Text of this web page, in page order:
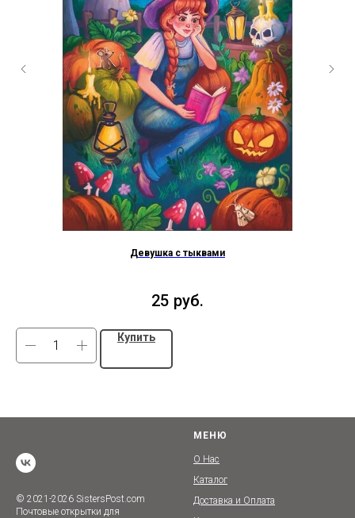
Девушка с тыквами
25 руб.
Купить
© 2021-2026 SistersPost.com
Почтовые открытки для
МЕНЮ
О Нас
Каталог
Доставка и Оплата